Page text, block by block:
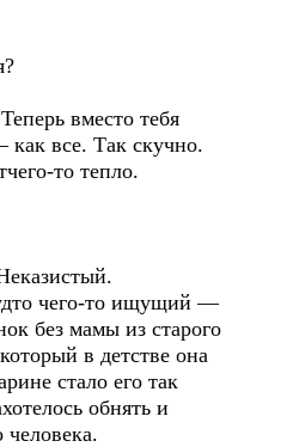
вместо тебя
все. Так скучно.
то тепло.
чего-то ищущий —
без мамы из старого
в детстве она
стало его так
обнять и
человека.